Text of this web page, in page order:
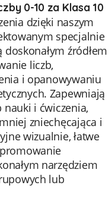
0-10 za Klasa 10
dzięki naszym
specjalnie
źródłem
liczb,
i opanowywaniu
Zapewniają
i ćwiczenia,
zniechęcająca i
wizualnie, łatwe
narzędziem
lub